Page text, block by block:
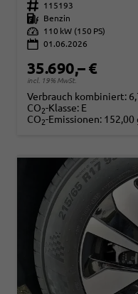
Fahrzeugnr. 115193
Kraftstoff
Benzin
Leistung
110 kW (150 PS)
01.06.2026
35.690,– €
incl. 19% MwSt.
Verbrauch kombiniert:
CO2-Klasse: E
CO2-Emissionen: 152,00